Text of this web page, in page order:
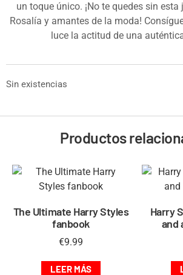
un toque único. ¡No te quedes sin
Rosalía y amantes de la moda!
luce la actitud de una
Sin existencias
Productos
The Ultimate Harry Styles
fanbook
€9.99
LEER MÁS
Harry
and